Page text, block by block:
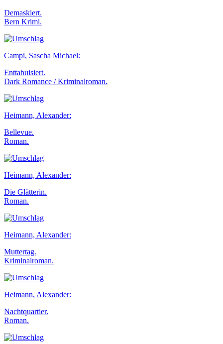
Demaskiert.
Bern Krimi.
Campi, Sascha Michael:
Enttabuisiert.
Dark Romance / Kriminalroman.
Heimann, Alexander:
Bellevue.
Roman.
Heimann, Alexander:
Die Glätterin.
Roman.
Heimann, Alexander:
Muttertag.
Kriminalroman.
Heimann, Alexander:
Nachtquartier.
Roman.